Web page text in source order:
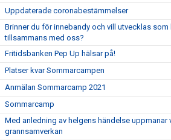
Uppdaterade coronabestämmelser
Brinner du för innebandy och vill utvecklas som
tillsammans med oss?
Fritidsbanken Pep Up hälsar på!
Platser kvar Sommarcampen
Anmälan Sommarcamp 2021
Sommarcamp
Med anledning av helgens händelse uppmanar
grannsamverkan